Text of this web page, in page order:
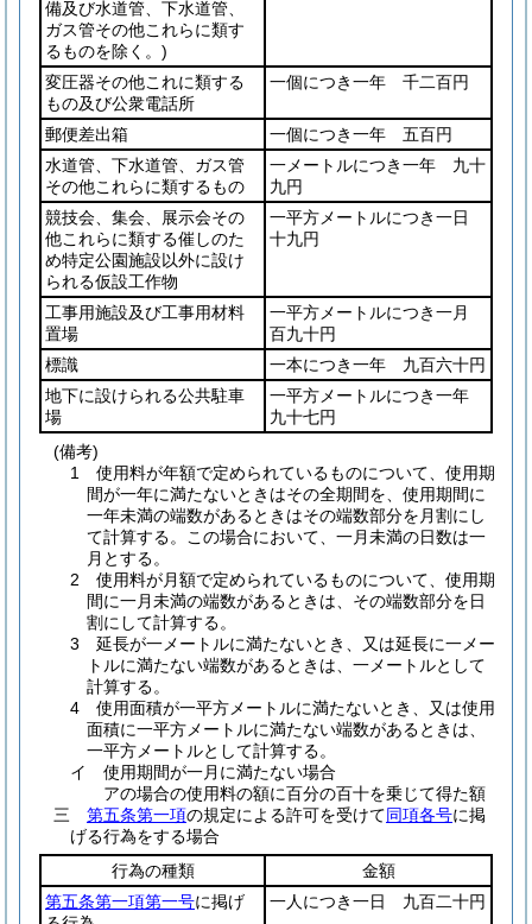
備及び水道管、下水道管、
ガス管その他これらに類す
るものを除く。)
変圧器その他これに類する
もの及び公衆電話所
一個につき一年 千二百円
郵便差出箱
一個につき一年 五百円
水道管、下水道管、ガス管
その他これらに類するもの
一メートルにつき一年 九十
九円
競技会、集会、展示会その
他これらに類する催しのた
め特定公園施設以外に設け
られる仮設工作物
一平方メートルにつき一日
十九円
工事用施設及び工事用材料
置場
一平方メートルにつき一月
百九十円
標識
一本につき一年 九百六十円
地下に設けられる公共駐車
場
一平方メートルにつき一年
九十七円
(備考)
1 使用料が年額で定められているものについて、使用期
間が一年に満たないときはその全期間を、使用期間に
一年未満の端数があるときはその端数部分を月割にし
て計算する。この場合において、一月未満の日数は一
月とする。
2 使用料が月額で定められているものについて、使用期
間に一月未満の端数があるときは、その端数部分を日
割にして計算する。
3 延長が一メートルに満たないとき、又は延長に一メー
トルに満たない端数があるときは、一メートルとして
計算する。
4 使用面積が一平方メートルに満たないとき、又は使用
面積に一平方メートルに満たない端数があるときは、
一平方メートルとして計算する。
イ 使用期間が一月に満たない場合
アの場合の使用料の額に百分の百十を乗じて得た額
三 第五条第一項の規定による許可を受けて同項各号に掲
げる行為をする場合
行為の種類
金額
第五条第一項第一号に掲げ
一人につき一日 九百二十円